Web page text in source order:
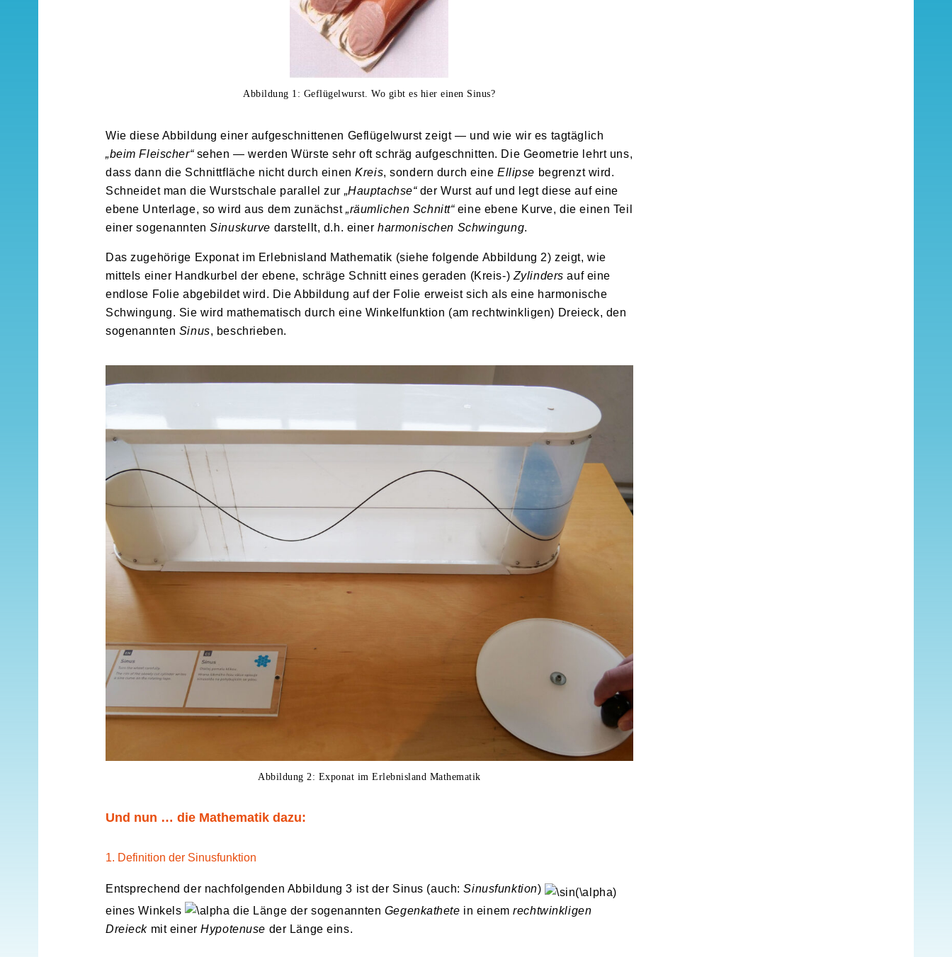
Abbildung 1: Geflügelwurst. Wo gibt es hier einen Sinus?
Wie diese Abbildung einer aufgeschnittenen Geflügelwurst zeigt — und wie wir es tagtäglich
„beim Fleischer“sehen — werden Würste sehr oft schräg aufgeschnitten. Die Geometrie lehrt uns,
dass dann die Schnittfläche nicht durch einenKreis, sondern durch eineEllipse begrenzt wird.
Schneidet man die Wurstschale parallel zur „Hauptachse“der Wurst auf und legt diese auf eine
ebene Unterlage, so wird aus dem zunächst „räumlichen Schnitt“eine ebene Kurve, die einen Teil
einer sogenanntenSinuskurve darstellt, d.h. einerharmonischen Schwingung.
Das zugehörige Exponat im Erlebnisland Mathematik (siehe folgende Abbildung 2) zeigt, wie
mittels einer Handkurbel der ebene, schräge Schnitt eines geraden (Kreis-) Zylinders auf eine
endlose Folie abgebildet wird. Die Abbildung auf der Folie erweist sich als eine harmonische
Schwingung. Sie wird mathematisch durch eine Winkelfunktion (am rechtwinkligen) Dreieck, den
sogenannten Sinus, beschrieben.
Abbildung 2: Exponat im Erlebnisland Mathematik
Und nun … die Mathematik dazu:
1. Definition der Sinusfunktion
Entsprechend der nachfolgenden Abbildung 3 ist der Sinus (auch:Sinusfunktion)
eines Winkels
die Länge der sogenannten Gegenkathete in einemrechtwinkligen
Dreieck mit einerHypotenuse der Länge eins.